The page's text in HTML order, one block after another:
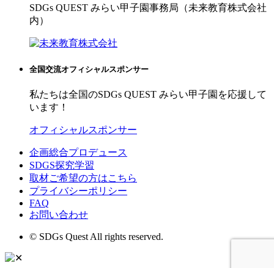
SDGs QUEST みらい甲子園事務局（未来教育株式会社
内）
全国交流オフィシャルスポンサー
私たちは全国のSDGs QUEST みらい甲子園を応援して
います！
オフィシャルスポンサー
企画総合プロデュース
SDGS探究学習
取材ご希望の方はこちら
プライバシーポリシー
FAQ
お問い合わせ
© SDGs Quest All rights reserved.